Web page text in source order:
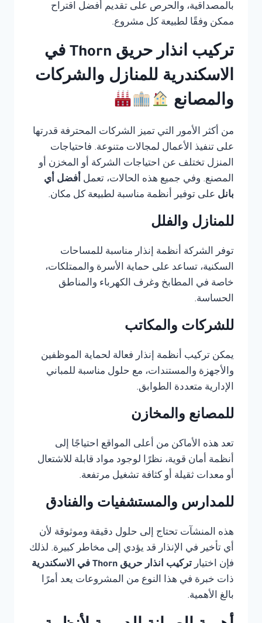
بالمصداقية، والحرص على تقديم أفضل اقتراح
ممكن وفقًا لطبيعة كل مشروع.
تركيب انذار حريق Thorn في
الاسكندرية للمنازل والشركات
والمصانع
من أكثر الأمور التي تميز الشركات المحترفة قدرتها
على تنفيذ الأعمال لمجالات متنوعة. فاحتياجات
المنزل تختلف عن احتياجات الشركة أو المخزن أو
المصنع. وفي جميع هذه الحالات، تعمل أفضل أي
بانل على توفير أنظمة مناسبة لطبيعة كل مكان.
للمنازل والفلل
توفر الشركة أنظمة إنذار مناسبة للمساحات
السكنية، تساعد على حماية الأسرة والممتلكات،
خاصة في المطابخ وغرف الكهرباء والمناطق
الحساسة.
للشركات والمكاتب
يمكن تركيب أنظمة إنذار فعالة لحماية الموظفين
والأجهزة والمستندات، مع حلول مناسبة للمباني
الإدارية متعددة الطوابق.
للمصانع والمخازن
تعد هذه الأماكن من أعلى المواقع احتياجًا إلى
أنظمة أمان قوية، نظرًا لوجود مواد قابلة للاشتعال
أو معدات ثقيلة أو كثافة تشغيل مرتفعة.
للمدارس والمستشفيات والفنادق
هذه المنشآت تحتاج إلى حلول دقيقة وموثوقة لأن
أي تأخير في الإنذار قد يؤدي إلى مخاطر كبيرة. لذلك
فإن اختيار تركيب انذار حريق Thorn في الاسكندرية
ذات خبرة في هذا النوع من المشروعات يعد أمرًا
بالغ الأهمية.